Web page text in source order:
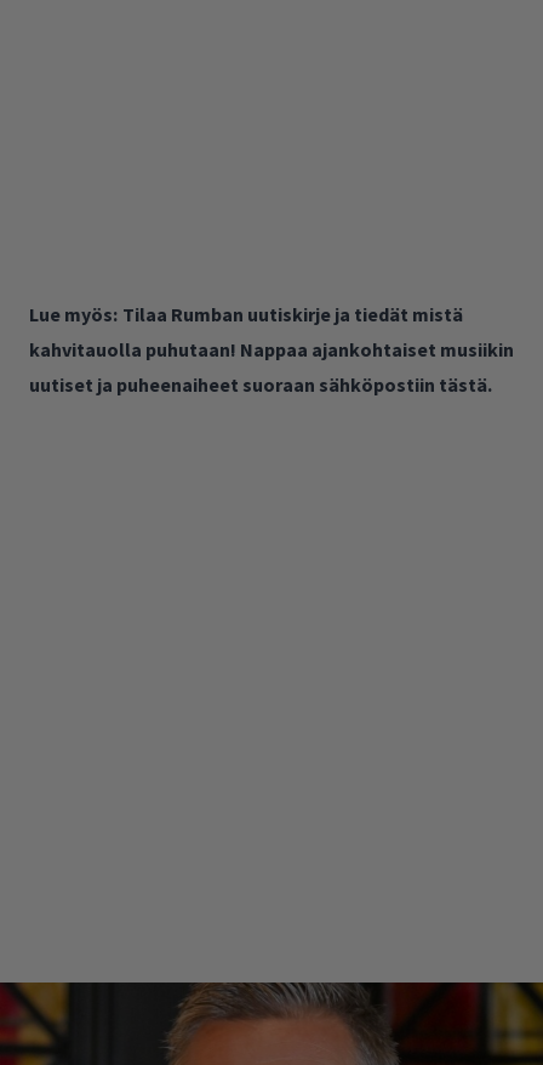
Lue myös: Tilaa Rumban uutiskirje ja tiedät mistä
kahvitauolla puhutaan! Nappaa ajankohtaiset musiikin
uutiset ja puheenaiheet suoraan sähköpostiin tästä.